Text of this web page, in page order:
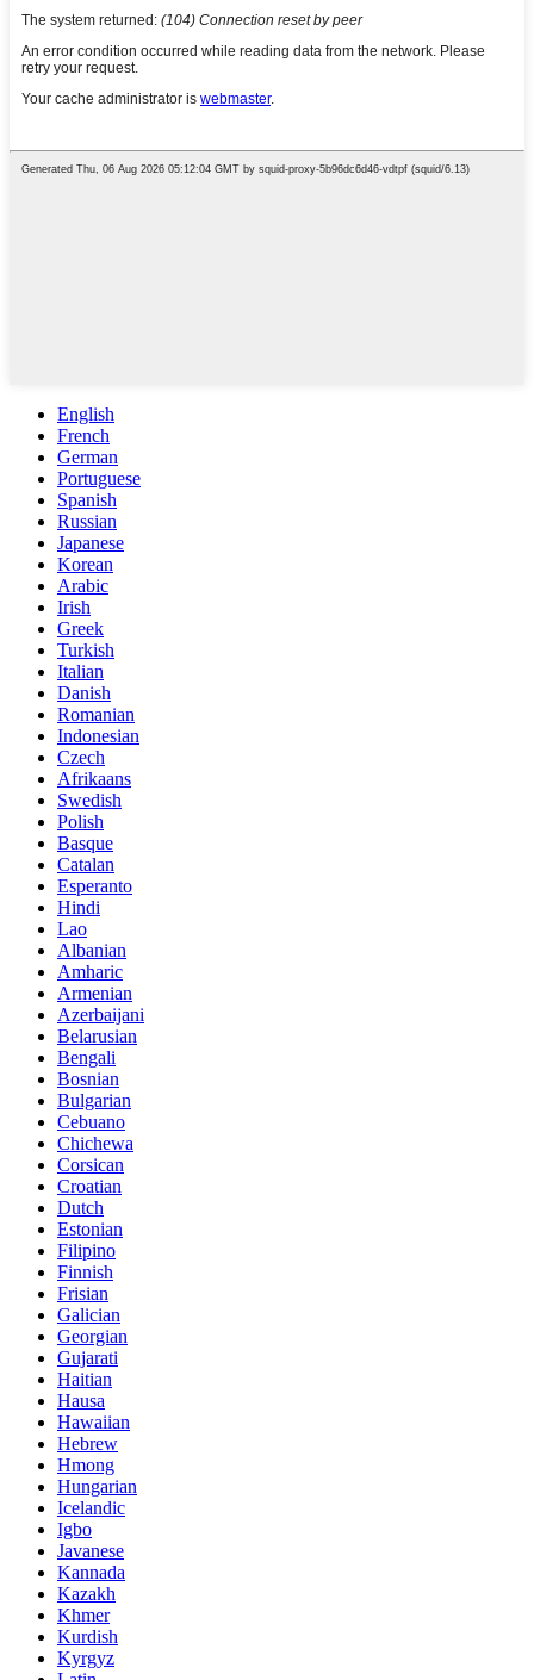
English
French
German
Portuguese
Spanish
Russian
Japanese
Korean
Arabic
Irish
Greek
Turkish
Italian
Danish
Romanian
Indonesian
Czech
Afrikaans
Swedish
Polish
Basque
Catalan
Esperanto
Hindi
Lao
Albanian
Amharic
Armenian
Azerbaijani
Belarusian
Bengali
Bosnian
Bulgarian
Cebuano
Chichewa
Corsican
Croatian
Dutch
Estonian
Filipino
Finnish
Frisian
Galician
Georgian
Gujarati
Haitian
Hausa
Hawaiian
Hebrew
Hmong
Hungarian
Icelandic
Igbo
Javanese
Kannada
Kazakh
Khmer
Kurdish
Kyrgyz